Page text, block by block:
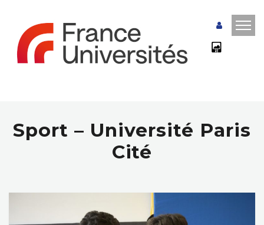
Sport – Université Paris
Cité